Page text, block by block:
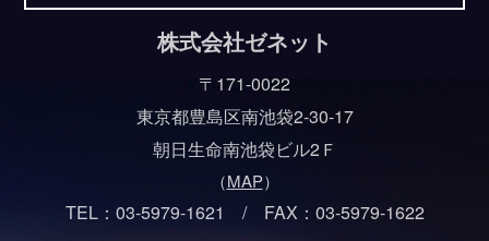
ご本人からの求めにより、当社が保有する保有個人データ
に関する開示、利用目的の通知、内容の訂正・追加または
削除、利用停止、消去、第三者提供の停止、又は第三者提
供記録の開示(以下、開示等という)に応じます。
開示等に応ずる窓口は、下記「当社の個人情報の取扱いに
株式会社ゼネット
〒171-0022
東京都豊島区南池袋2-30-17
朝日生命南池袋ビル2Ｆ
（MAP）
TEL：03-5979-1621 / FAX：03-5979-1622